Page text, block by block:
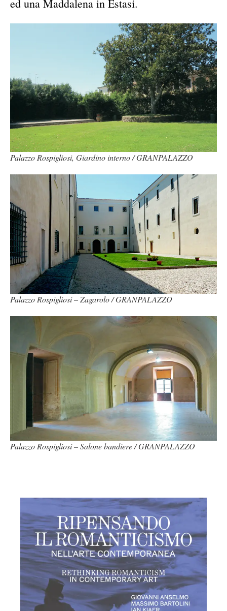
ed una Maddalena in Estasi.
Palazzo Rospigliosi, Giardino interno / GRANPALAZZO
Palazzo Rospigliosi – Zagarolo / GRANPALAZZO
Palazzo Rospigliosi – Salone bandiere / GRANPALAZZO